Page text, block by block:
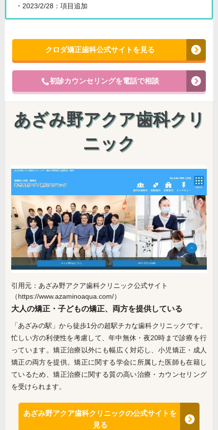
・2023/2/28：項目追加
クロダ矯正歯科公式サイトを見る
初診カウンセリングを電話で相談
あざみ野アクア歯科クリ
ニック
引用元：あざみ野アクア歯科クリニック公式サイト
（https://www.azaminoaqua.com/）
大人の矯正・子どもの矯正、両方を提供している
「あざみの駅」から徒歩1分の超駅チカな歯科クリニックです。
忙しい方の利便性を考慮して、年中無休・夜20時まで診療を行
っています。矯正治療以外にも幅広く対応し、小児矯正・成人
矯正の両方を提供。矯正に関する学会に所属した医師も在籍し
ているため、矯正治療に関する質の高い治療・カウンセリング
を受けられます。
あざみ野アクア歯科クリニックの公式サイトを
見る